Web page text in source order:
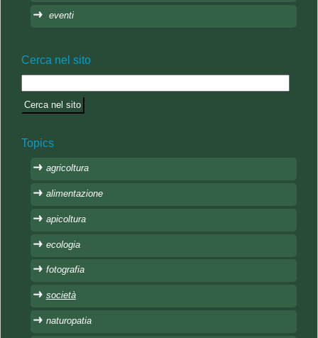
eventi
Cerca nel sito
Topics
agricoltura
alimentazione
apicoltura
ecologia
fotografia
società
naturopatia